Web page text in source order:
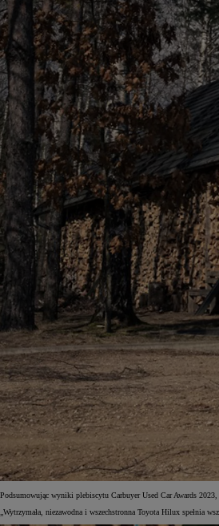
Podsumowując wyniki plebiscytu Carbuyer Used Car Awards
„Wytrzymała, niezawodna i wszechstronna Toyota Hilux spełnia